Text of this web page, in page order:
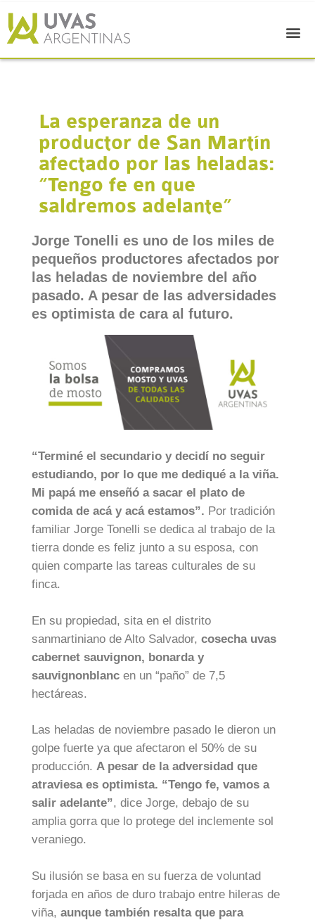
La esperanza de un
productor de San Martín
afectado por las heladas:
“Tengo fe en que
saldremos adelante”
Jorge Tonelli es uno de los miles de
pequeños productores afectados por
las heladas de noviembre del año
pasado. A pesar de las adversidades
es optimista de cara al futuro.
“Terminé el secundario y decidí no seguir
estudiando, por lo que me dediqué a la viña.
Mi papá me enseñó a sacar el plato de
comida de acá y acá estamos”. Por tradición
familiar Jorge Tonelli se dedica al trabajo de la
tierra donde es feliz junto a su esposa, con
quien comparte las tareas culturales de su
finca.
En su propiedad, sita en el distrito
sanmartiniano de Alto Salvador, cosecha uvas
cabernet sauvignon, bonarda y
sauvignonblanc en un “paño” de 7,5
hectáreas.
Las heladas de noviembre pasado le dieron un
golpe fuerte ya que afectaron el 50% de su
producción. A pesar de la adversidad que
atraviesa es optimista. “Tengo fe, vamos a
salir adelante”, dice Jorge, debajo de su
amplia gorra que lo protege del inclemente sol
veraniego.
Su ilusión se basa en su fuerza de voluntad
forjada en años de duro trabajo entre hileras de
viña, aunque también resalta que para